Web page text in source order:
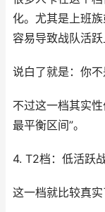
化。尤其是上班
容易导致战队活跃
说白了就是：你不
不过这一档其实
最平衡区间”。
4. T2档：低活跃
这一档就比较真实